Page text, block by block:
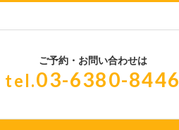
ご予約・お問い合わせは
tel.03-6380-8446